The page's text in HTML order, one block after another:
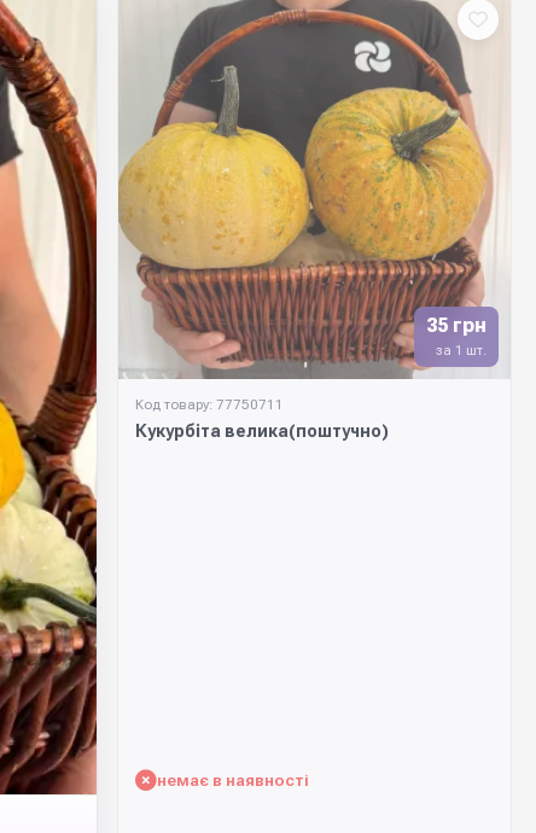
35 грн
за 1 шт.
Код товару: 77750711
Кукурбіта велика(поштучно)
немає в наявності